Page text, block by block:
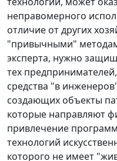
неправомерного
отличие от других
"привычными"
эксперта, нужно
тех
средства "в
создающих объекты
которые направляют
привлечение
технологий
которого не имеет